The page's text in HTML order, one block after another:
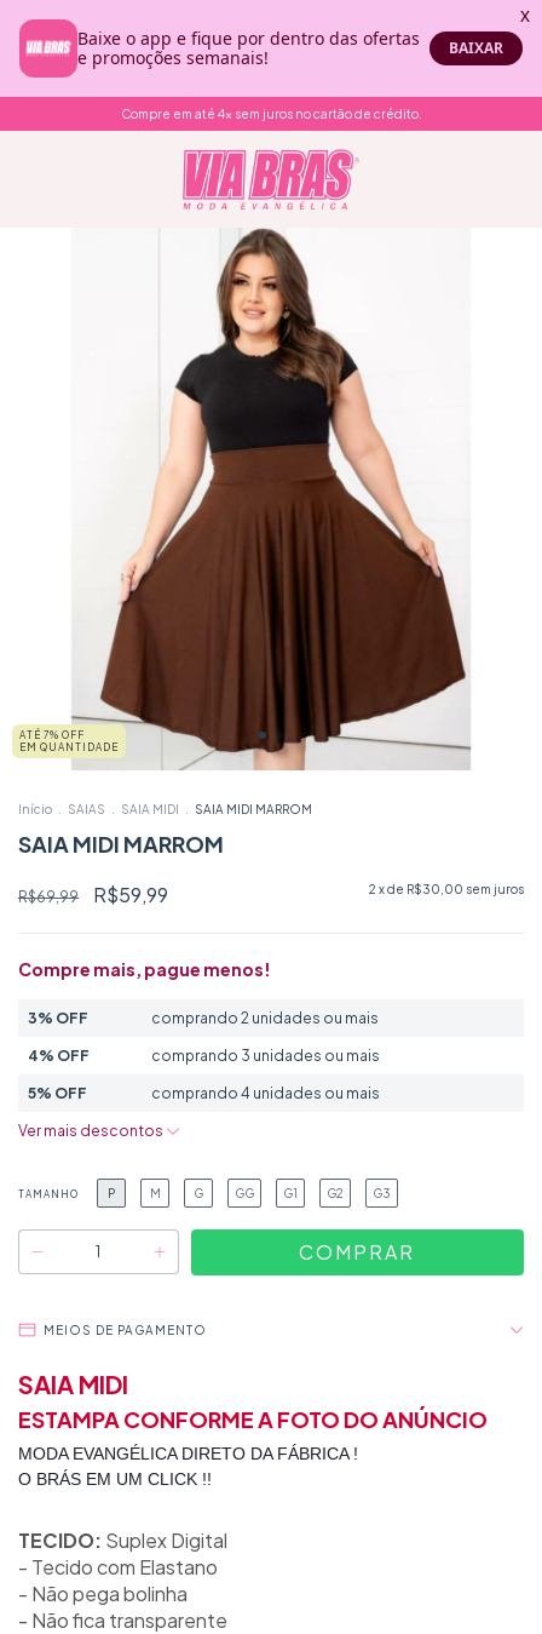
Compre em até 4x sem juros no cartão de crédito.
ATÉ 7% OFF
EM QUANTIDADE
Início SAIAS SAIA MIDI SAIA MIDI MARROM
SAIA MIDI MARROM
R$69,99 R$59,99 2 x de R$30,00 sem juros
Compre mais, pague menos!
3% OFF comprando 2 unidades ou mais
4% OFF comprando 3 unidades ou mais
5% OFF comprando 4 unidades ou mais
Ver mais descontos
TAMANHO P M G GG G1 G2 G3
MEIOS DE PAGAMENTO
SAIA MIDI
ESTAMPA CONFORME A FOTO DO ANÚNCIO
MODA EVANGÉLICA DIRETO DA FÁBRICA !
O BRÁS EM UM CLICK !!
TECIDO: Suplex Digital
- Tecido com Elastano
- Não pega bolinha
- Não fica transparente